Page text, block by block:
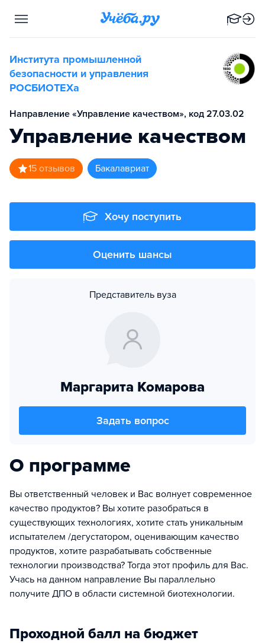
Института промышленной
безопасности и управления
РОСБИОТЕХа
Направление «Управление качеством», код 27.03.02
Управление качеством
15 отзывов бакалавриат
Хочу поступить
Оценить шансы
Представитель вуза
Маргарита Комарова
Задать вопрос
О программе
Вы ответственный человек и Вас волнует современное
качество продуктов? Вы хотите разобраться в
существующих технологиях, хотите стать уникальным
испытателем /дегустатором, оценивающим качество
продуктов, хотите разрабатывать собственные
технологии производства? Тогда этот профиль для Вас.
Учась на данном направление Вы параллельно
получите ДПО в области системной биотехнологии.
Проходной балл на бюджет